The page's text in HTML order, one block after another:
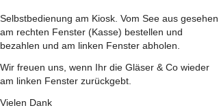
Selbstbedienung am Kiosk. Vom See aus gesehen
am rechten Fenster (Kasse) bestellen und
bezahlen und am linken Fenster abholen.
Wir freuen uns, wenn Ihr die Gläser & Co wieder
am linken Fenster zurückgebt.
Vielen Dank